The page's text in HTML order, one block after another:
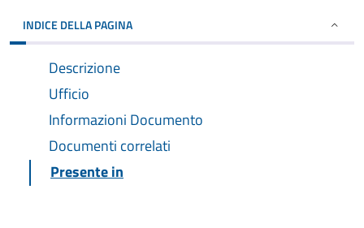
INDICE DELLA PAGINA
Descrizione
Ufficio
Informazioni Documento
Documenti correlati
Presente in